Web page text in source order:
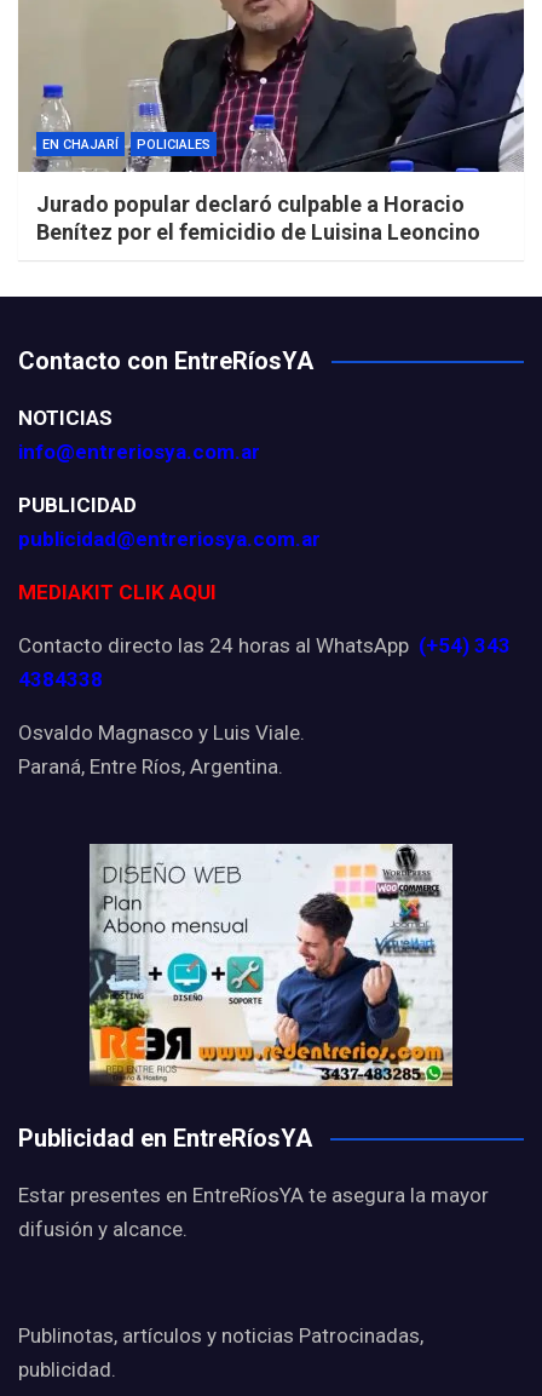
EN CHAJARÍ POLICIALES
Jurado popular declaró culpable a Horacio
Benítez por el femicidio de Luisina Leoncino
Contacto con EntreRíosYA
NOTICIAS
info@entreriosya.com.ar
PUBLICIDAD
publicidad@entreriosya.com.ar
MEDIAKIT CLIK AQUI
Contacto directo las 24 horas al WhatsApp (+54) 343
4384338
Osvaldo Magnasco y Luis Viale.
Paraná, Entre Ríos, Argentina.
Publicidad en EntreRíosYA
Estar presentes en EntreRíosYA te asegura la mayor
difusión y alcance.
Publinotas, artículos y noticias Patrocinadas,
publicidad.